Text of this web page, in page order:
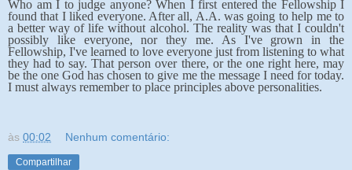
Who am I to judge anyone? When I first entered the Fellowship I
found that I liked everyone. After all, A.A. was going to help me to
a better way of life without alcohol. The reality was that I couldn't
possibly like everyone, nor they me. As I've grown in the
Fellowship, I've learned to love everyone just from listening to what
they had to say. That person over there, or the one right here, may
be the one God has chosen to give me the message I need for today.
I must always remember to place principles above personalities.
às 00:02 Nenhum comentário:
Compartilhar